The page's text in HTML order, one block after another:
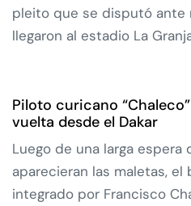
pleito que se disputó ante
llegaron al estadio La
Piloto curicano
vuelta desde el Dakar
Luego de una larga espera
aparecieran las maletas, el
integrado por Francisco